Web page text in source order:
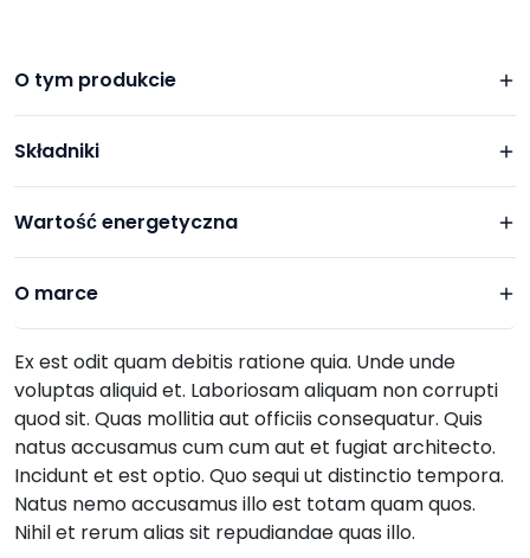
O tym produkcie
Składniki
Wartość energetyczna
O marce
Ex est odit quam debitis ratione quia. Unde unde
voluptas aliquid et. Laboriosam aliquam non corrupti
quod sit. Quas mollitia aut officiis consequatur. Quis
natus accusamus cum cum aut et fugiat architecto.
Incidunt et est optio. Quo sequi ut distinctio tempora.
Natus nemo accusamus illo est totam quam quos.
Nihil et rerum alias sit repudiandae quas illo.